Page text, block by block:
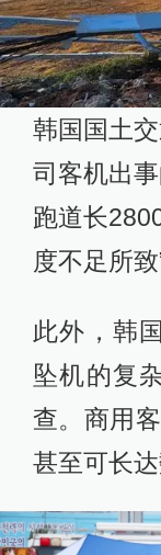
韩国国土
司客机出
跑道长
度不足所致
此外，韩
坠机的复
查。商用
甚至可长达